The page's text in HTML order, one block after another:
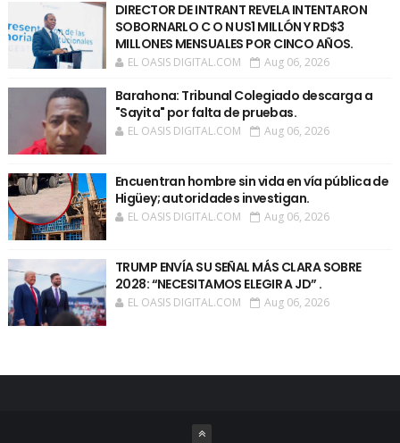
DIRECTOR DE INTRANT REVELA INTENTARON
SOBORNARLO C O N US1 MILLÓN Y RD$3
MILLONES MENSUALES POR CINCO AÑOS.
EL OASIS DIGITAL.COM Aug 06, 2026
Barahona: Tribunal Colegiado descarga a
"Sayita" por falta de pruebas.
EL OASIS DIGITAL.COM Aug 06, 2026
Encuentran hombre sin vida en vía pública de
Higüey; autoridades investigan.
EL OASIS DIGITAL.COM Aug 06, 2026
TRUMP ENVÍA SU SEÑAL MÁS CLARA SOBRE
2028: “NECESITAMOS ELEGIR A JD” .
EL OASIS DIGITAL.COM Aug 06, 2026